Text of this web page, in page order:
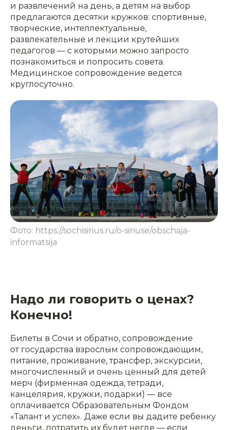
и развлечений на день, а детям на выбор
предлагаются десятки кружков: спортивные,
творческие, интеллектуальные,
развлекательные и лекции крутейших
педагогов — с которыми можно запросто
познакомиться и попросить совета.
Медицинское сопровождение ведется
круглосуточно.
Фото: https://sochisirius.ru/o-siriuse/obschaja-
informatsija
Надо ли говорить о ценах?
Конечно!
Билеты в Сочи и обратно, сопровождение
от государства взрослым сопровождающим,
питание, проживание, трансфер, экскурсии,
многочисленный и очень ценный для детей
мерч (фирменная одежда, тетради,
канцелярия, кружки, подарки) — все
оплачивается Образовательным Фондом
«Талант и успех». Даже если вы дадите ребенку
деньги, потратить их будет негде — если